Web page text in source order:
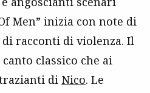
Men” inizia con note di
racconti di violenza. Il
classico che ai
di Nico. Le